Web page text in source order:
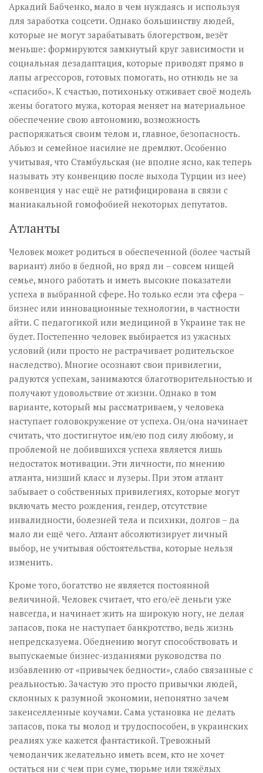
Аркадий Бабченко, мало в чем нуждаясь и используя
для заработка соцсети. Однако большинству людей,
которые не могут зарабатывать блогерством, везёт
меньше: формируются замкнутый круг зависимости и
социальная дезадаптация, которые приводят прямо в
лапы агрессоров, готовых помогать, но отнюдь не за
«спасибо». К счастью, потихоньку отживает своё модель
жены богатого мужа, которая меняет на материальное
обеспечение свою автономию, возможность
распоряжаться своим телом и, главное, безопасность.
Абьюз и семейное насилие не дремлют. Особенно
учитывая, что Стамбульская (не вполне ясно, как теперь
называть эту конвенцию после выхода Турции из нее)
конвенция у нас ещё не ратифицирована в связи с
маниакальной гомофобией некоторых депутатов.
Атланты
Человек может родиться в обеспеченной (более частый
вариант) либо в бедной, но вряд ли – совсем нищей
семье, много работать и иметь высокие показатели
успеха в выбранной сфере. Но только если эта сфера –
бизнес или инновационные технологии, в частности
айти. С педагогикой или медициной в Украине так не
будет. Постепенно человек выбирается из ужасных
условий (или просто не растрачивает родительское
наследство). Многие осознают свои привилегии,
радуются успехам, занимаются благотворительностью и
получают удовольствие от жизни. Однако в том
варианте, который мы рассматриваем, у человека
наступает головокружение от успеха. Он/она начинает
считать, что достигнутое им/ею под силу любому, и
проблемой не добившихся успеха является лишь
недостаток мотивации. Эти личности, по мнению
атланта, низший класс и лузеры. При этом атлант
забывает о собственных привилегиях, которые могут
включать место рождения, гендер, отсутствие
инвалидности, болезней тела и психики, долгов – да
мало ли ещё чего. Атлант абсолютизирует личный
выбор, не учитывая обстоятельства, которые нельзя
изменить.
Кроме того, богатство не является постоянной
величиной. Человек считает, что его/её деньги уже
навсегда, и начинает жить на широкую ногу, не делая
запасов, пока не наступает банкротство, ведь жизнь
непредсказуема. Обеднению могут способствовать и
выпускаемые бизнес-изданиями руководства по
избавлению от «привычек бедности», слабо связанные с
реальностью. Зачастую это просто привычки людей,
склонных к разумной экономии, непонятно зачем
закенселленные коучами. Сама установка не делать
запасов, пока ты молод и трудоспособен, в украинских
реалиях уже кажется фантастикой. Тревожный
чемоданчик желательно иметь всем, кто не хочет
остаться ни с чем при суме, тюрьме или тяжёлых